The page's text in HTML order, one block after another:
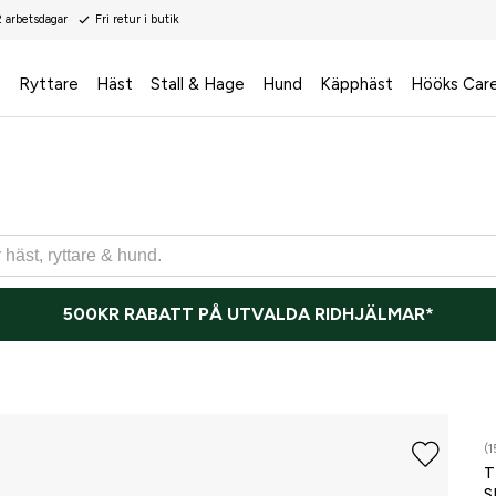
Fri retur i butik
Ryttare Häst Stall & Hage Hund Käpphäst Hööks
500KR RABATT PÅ UTVALDA RIDHJÄLMAR*